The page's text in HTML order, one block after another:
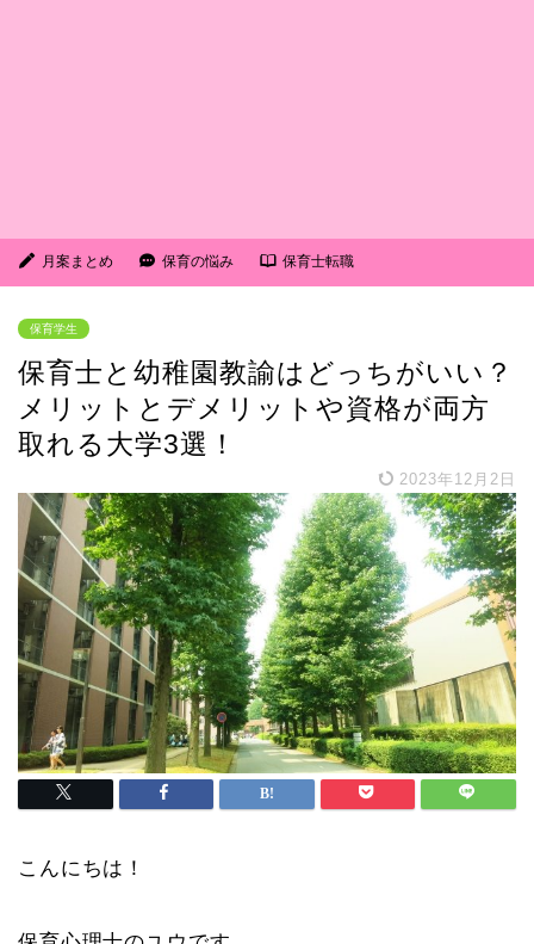
月案まとめ 保育の悩み 保育士転職
保育学生
保育士と幼稚園教諭はどっちがいい？
メリットとデメリットや資格が両方
取れる大学3選！
2023年12月2日
こんにちは！